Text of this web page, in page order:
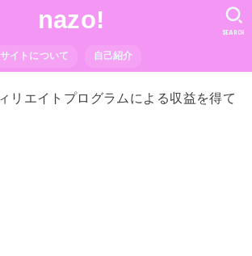
nazo!
イトについて 自己紹介
SEARCH
リエイトプログラムによる収益を得て